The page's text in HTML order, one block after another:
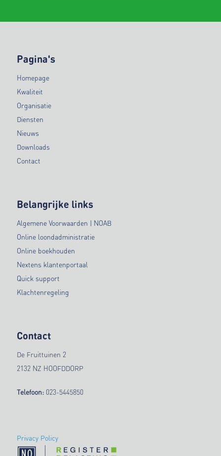
Pagina's
Homepage
Kwaliteit
Organisatie
Diensten
Nieuws
Downloads
Contact
Belangrijke links
Algemene Voorwaarden | NOAB
Online loondadministratie
Online boekhouden
Nextens klantenportaal
Quick support
Klachtenregeling
Contact
De Fruittuinen 2
2132 NZ HOOFDDORP
Telefoon:023-5445850
Privacy Policy